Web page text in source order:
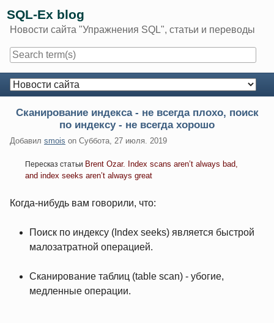
content
SQL-Ex blog
Новости сайта "Упражнения SQL", статьи и переводы
Navigation
Сканирование индекса - не всегда плохо, поиск
по индексу - не всегда хорошо
Добавил smois on Суббота, 27 июля. 2019
Пересказ статьи Brent Ozar. Index scans aren’t always bad,
and index seeks aren’t always great
Когда-нибудь вам говорили, что:
Поиск по индексу (Index seeks) является быстрой
малозатратной операцией.
Сканирование таблиц (table scan) - убогие,
медленные операции.